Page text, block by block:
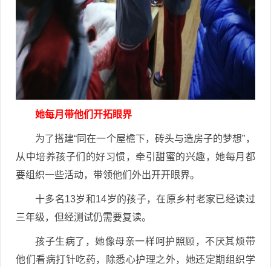
她每月带他们开拓眼界
为了搭建“同在一个屋檐下，砖头与造房子的梦想”，
从中培养孩子们的好习惯，牵引甜蜜的兴趣，她每月都
要组织一些活动，带领他们外出开开眼界。
十多名13岁和14岁的孩子，在原乡村老家已经读过
三年级，但经测试仍需要复读。
孩子生病了，她像母亲一样呵护照顾，不厌其烦带
他们看病打针吃药，除悉心护理之外，她还定期组织学